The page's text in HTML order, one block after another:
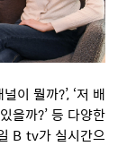
이 뭘까?’, ‘저 배
을까?’ 등 다양한
B tv가 실시간으